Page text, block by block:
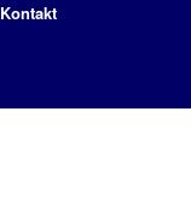
Kontakt